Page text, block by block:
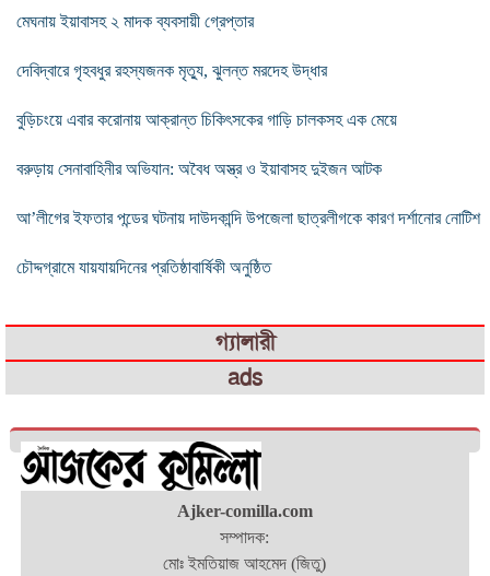
মেঘনায় ইয়াবাসহ ২ মাদক ব্যবসায়ী গ্রেপ্তার
দেবিদ্বারে গৃহবধুর রহস্যজনক মৃত্যু, ঝুলন্ত মরদেহ উদ্ধার
বুড়িচংয়ে এবার করোনায় আক্রান্ত চিকিৎসকের গাড়ি চালকসহ এক মেয়ে
বরুড়ায় সেনাবাহিনীর অভিযান: অবৈধ অস্ত্র ও ইয়াবাসহ দুইজন আটক
আ’লীগের ইফতার পন্ডের ঘটনায় দাউদকান্দি উপজেলা ছাত্রলীগকে কারণ দর্শানোর নোটিশ
চৌদ্দগ্রামে যায়যায়দিনের প্রতিষ্ঠাবার্ষিকী অনুষ্ঠিত
গ্যালারী
ads
Ajker-comilla.com
সম্পাদক:
মোঃ ইমতিয়াজ আহমেদ (জিতু)